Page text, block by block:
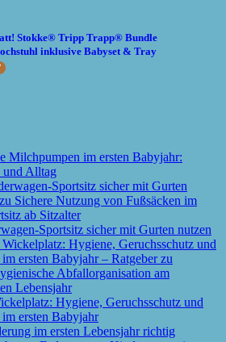
Stokke® Tripp Trapp® Bundle
inklusive Babyset & Tray
Milchpumpen im ersten Babyjahr:
und Alltag
Sportsitz sicher mit Gurten nutzen
Hygiene, Geruchsschutz und
ersten Babyjahr